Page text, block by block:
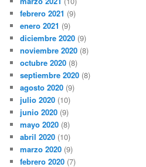
febrero 2021 (9)
enero 2021 (9)
diciembre 2020 (9)
noviembre 2020 (8)
octubre 2020 (8)
septiembre 2020 (8)
agosto 2020 (9)
julio 2020 (10)
junio 2020 (9)
mayo 2020 (8)
abril 2020 (10)
marzo 2020 (9)
febrero 2020 (7)